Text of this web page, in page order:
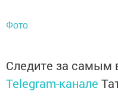
Фото
Следите за самым
Telegram-канале